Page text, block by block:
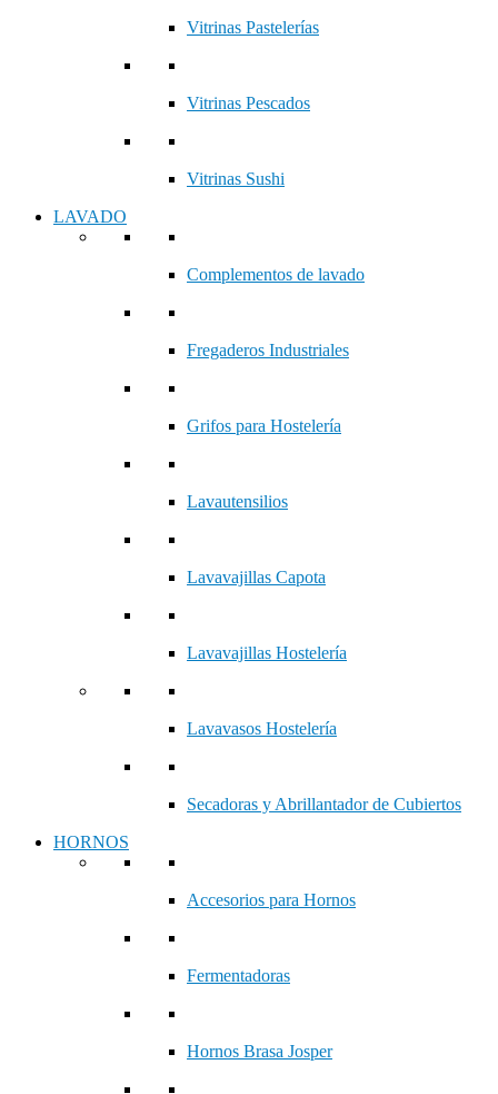
Vitrinas Pastelerías
Vitrinas Pescados
Vitrinas Sushi
LAVADO
Complementos de lavado
Fregaderos Industriales
Grifos para Hostelería
Lavautensilios
Lavavajillas Capota
Lavavajillas Hostelería
Lavavasos Hostelería
Secadoras y Abrillantador de Cubiertos
HORNOS
Accesorios para Hornos
Fermentadoras
Hornos Brasa Josper